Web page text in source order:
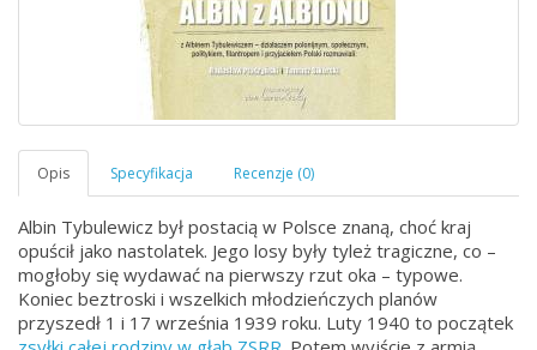
Albin Tybulewicz był postacią w Polsce znaną, choć kraj
opuścił jako nastolatek. Jego losy były tyleż tragiczne, co –
mogłoby się wydawać na pierwszy rzut oka – typowe.
Koniec beztroski i wszelkich młodzieńczych planów
przyszedł 1 i 17 września 1939 roku. Luty 1940 to początek